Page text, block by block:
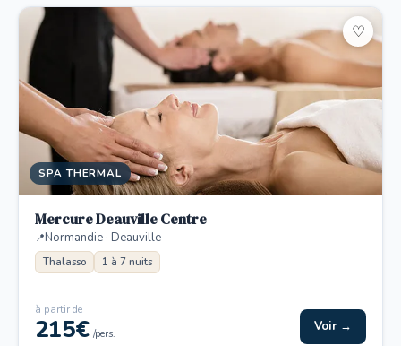
SPA THERMAL
♡
Mercure Deauville Centre
Normandie · Deauville
Thalasso 1 à 7 nuits
à partir de
215€ /pers. Voir →